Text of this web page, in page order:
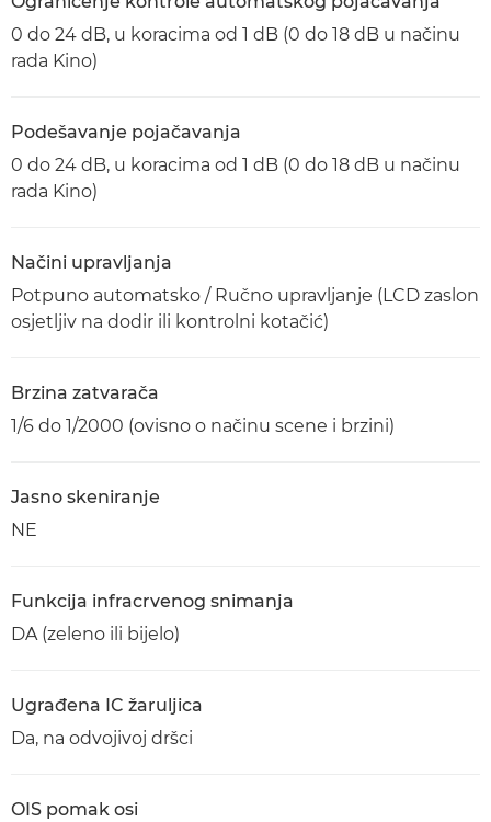
0 do 24 dB, u koracima od 1 dB (0 do 18 dB u načinu
rada Kino)
Podešavanje pojačavanja
0 do 24 dB, u koracima od 1 dB (0 do 18 dB u načinu
rada Kino)
Načini upravljanja
Potpuno automatsko / Ručno upravljanje (LCD zaslon
osjetljiv na dodir ili kontrolni kotačić)
Brzina zatvarača
1/6 do 1/2000 (ovisno o načinu scene i brzini)
Jasno skeniranje
NE
Funkcija infracrvenog snimanja
DA (zeleno ili bijelo)
Ugrađena IC žaruljica
Da, na odvojivoj dršci
OIS pomak osi